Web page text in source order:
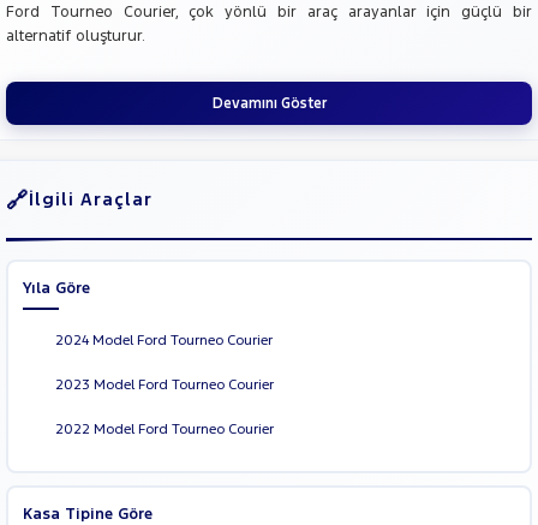
Ford Tourneo Courier, çok yönlü bir araç arayanlar için güçlü bir
alternatif oluşturur.
Devamını Göster
İlgili Araçlar
Yıla Göre
2024 Model Ford Tourneo Courier
2023 Model Ford Tourneo Courier
2022 Model Ford Tourneo Courier
Kasa Tipine Göre